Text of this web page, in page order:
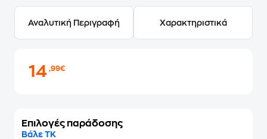
Αναλυτική Περιγραφή Χαρακτηριστικά
14,99€
Επιλογές παράδοσης
Βάλε ΤΚ